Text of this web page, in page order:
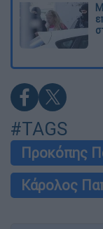
#TAGS
Προκόπης
Κάρολος